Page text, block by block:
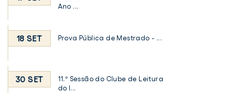
Ano ...
18 SET Prova Pública de Mestrado - ...
30 SET
11.ª Sessão do Clube de Leitura
do I...